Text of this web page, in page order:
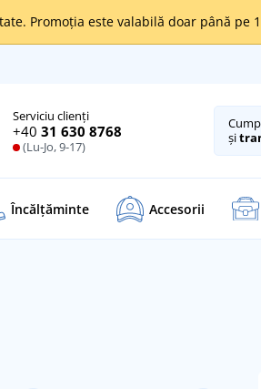
Promoția este valabilă doar până pe
Serviciu clienți
+40 31 630 8768
(Lu-Jo, 9-17)
și
Încălţăminte Accesorii